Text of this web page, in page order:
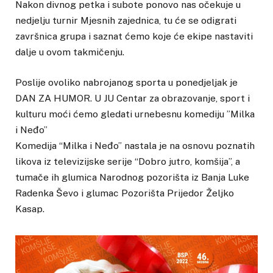
Nakon divnog petka i subote ponovo nas očekuje u
nedjelju turnir Mjesnih zajednica, tu će se odigrati
završnica grupa i saznat ćemo koje će ekipe nastaviti
dalje u ovom takmičenju.
Poslije ovoliko nabrojanog sporta u ponedjeljak je
DAN ZA HUMOR. U JU Centar za obrazovanje, sport i
kulturu moći ćemo gledati urnebesnu komediju ”Milka
i Neđo”
Komedija “Milka i Neđo” nastala je na osnovu poznatih
likova iz televizijske serije “Dobro jutro, komšija”, a
tumače ih glumica Narodnog pozorišta iz Banja Luke
Radenka Ševo i glumac Pozorišta Prijedor Željko
Kasap.